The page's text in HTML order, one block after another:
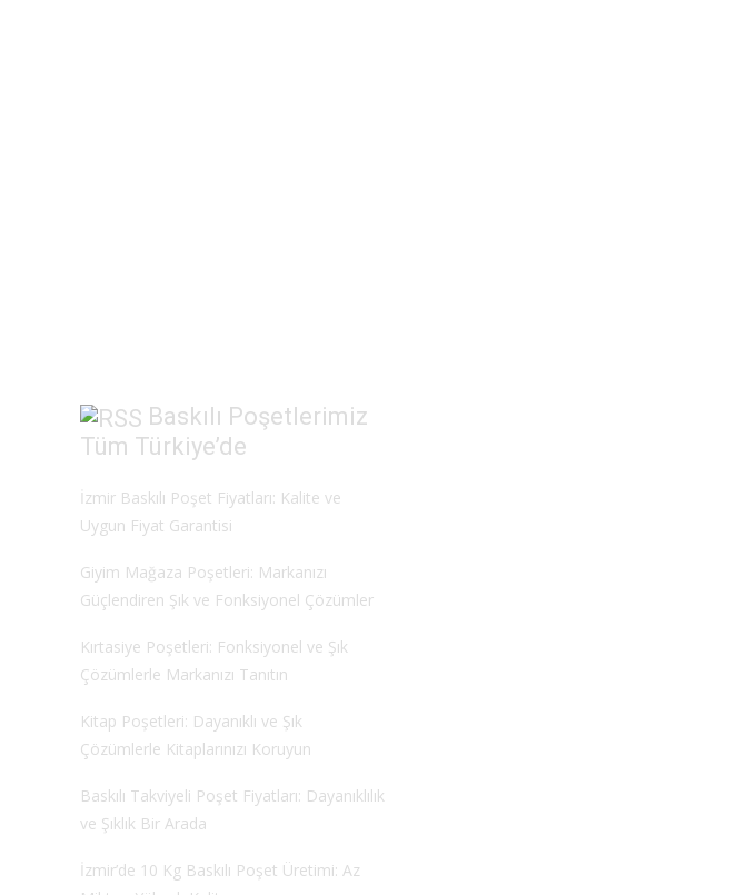
Baskılı Poşetlerimiz
Tüm Türkiye’de
İzmir Baskılı Poşet Fiyatları: Kalite ve
Uygun Fiyat Garantisi
Giyim Mağaza Poşetleri: Markanızı
Güçlendiren Şık ve Fonksiyonel Çözümler
Kırtasiye Poşetleri: Fonksiyonel ve Şık
Çözümlerle Markanızı Tanıtın
Kitap Poşetleri: Dayanıklı ve Şık
Çözümlerle Kitaplarınızı Koruyun
Baskılı Takviyeli Poşet Fiyatları: Dayanıklılık
ve Şıklık Bir Arada
İzmir’de 10 Kg Baskılı Poşet Üretimi: Az